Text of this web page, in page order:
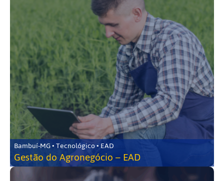
Bambuí-MG • Tecnológico • EAD
Gestão do Agronegócio – EAD